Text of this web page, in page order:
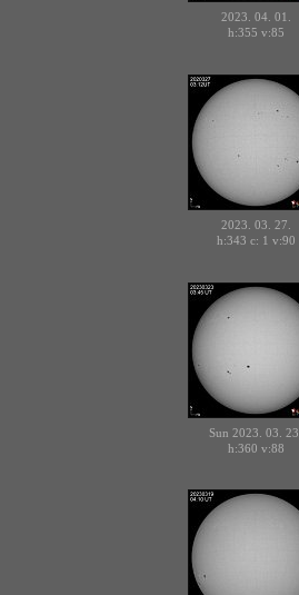
2023. 04. 01.
h:355 v:85
2023. 03. 27.
h:343 c: 1 v:90
Sun 2023. 03. 23.
h:360 v:88